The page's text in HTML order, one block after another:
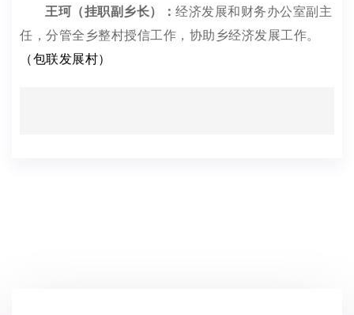
王珂（挂职副乡长）： 经济发展和财务办公室副主
任，分管全乡整村授信工作，协助乡经济发展工作。
（包联发展村）